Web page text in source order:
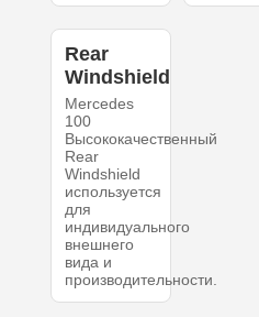
Rear
Windshield
Mercedes
100
Высококачественный
Rear
Windshield
используется
для
индивидуального
внешнего
вида и
производительности.